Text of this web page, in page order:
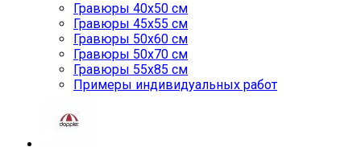
Гравюры 40x50 см
Гравюры 45x55 см
Гравюры 50x60 см
Гравюры 50x70 см
Гравюры 55x85 см
Примеры индивидуальных работ